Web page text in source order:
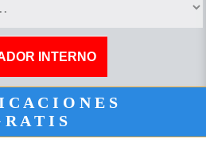
C A C I O N E S
R A T I S